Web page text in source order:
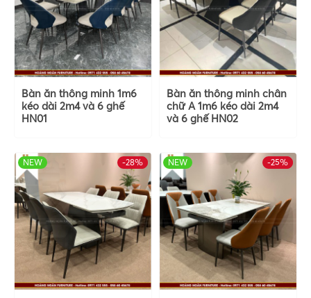
Bàn ăn thông minh 1m6
kéo dài 2m4 và 6 ghế
HN01
Bàn ăn thông minh chân
chữ A 1m6 kéo dài 2m4
và 6 ghế HN02
-28%
NEW HOT -25%
NEW HOT